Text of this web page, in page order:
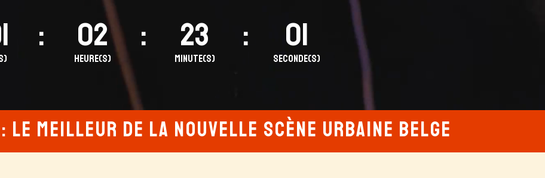
: 02
Heure(s)
: 22
Minute(s)
: 58
Seconde(s)
: Le meilleur de la nouvelle scène urbaine belge